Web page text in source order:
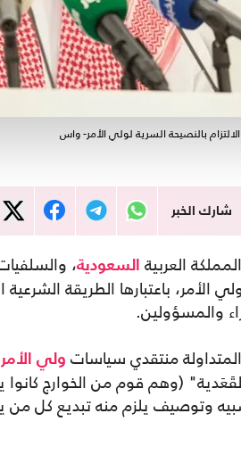
بالنصيحة السرية لولي الأمر- واس
شارك الخبر
العربية السعودية،
الأمر، باعتبارها الطريقة
والمسؤولين.
منتقدي سياسات ولي الأمر
(وهم قوم من الخوارج
وتوصيف يلزم منه تبديع كل من